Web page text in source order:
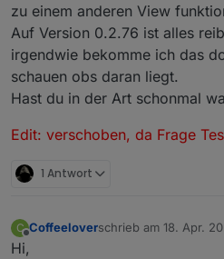
zu einem anderen View
Auf Version 0.2.76 ist alles
irgendwie bekomme ich das
schauen obs daran liegt.
Hast du in der Art schonmal
Edit: verschoben, da Frage
1 Antwort
C
Offline
Coffeeloverschrieb am 18. Apr.
zuletzt editiert von
Hi,